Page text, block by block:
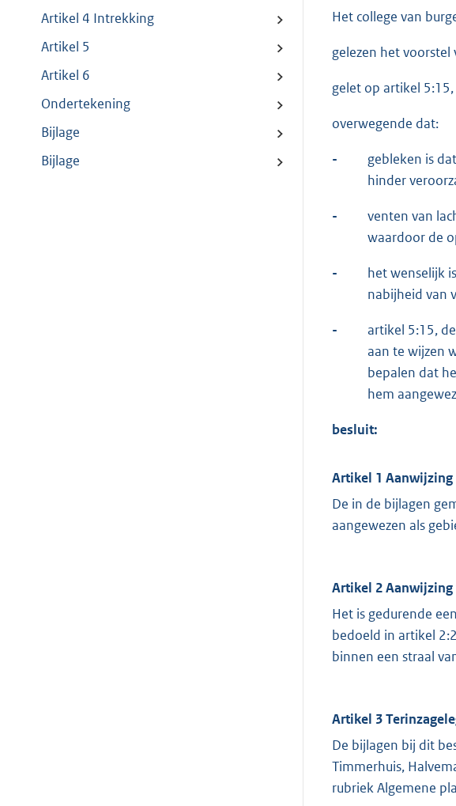
Artikel 4 Intrekking
Artikel 5
Artikel 6
Ondertekening
Bijlage
Bijlage
Het college van
gelezen het
gelet op artikel
overwegende dat:
-
gebleken is
hinder
-
venten van
waardoor de
-
het wenselijk
nabijheid van
-
artikel 5:15,
aan te wijzen
bepalen dat
hem
besluit:
Artikel 1
De in de bijlagen
aangewezen als
Artikel 2
Het is gedurende
bedoeld in artikel
binnen een straal
Artikel 3
De bijlagen bij dit
Timmerhuis,
rubriek Algemene